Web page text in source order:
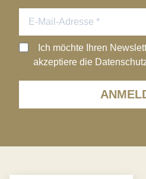
Ich möchte Ihren
akzeptiere die